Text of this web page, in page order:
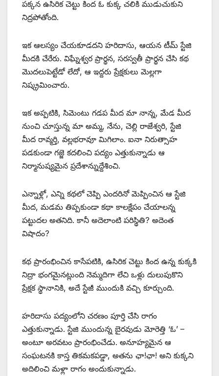
పక్కన ఉసిరిక చెట్టు కింద ఓ కుక్క చలికి ముడుచుకుని
నిద్రపోతోంది.
ఇక ఆలస్యం చేయకూడదని హరిదాసు, ఆయన టీమ్‌ ‌స్టేజి
మీదకి చేరేరు. విఘ్నేశ్వర ప్రార్థన, సరస్వతీ ప్రార్థన చేసి కథ
మొదలుపెట్టేడో లేదో, ఆ ఇద్దరు ప్రేక్షకులు మెల్లగా
నిష్క్రమించారు.
ఇక అప్పటికి, సిమెంటు గడప మీద మా నాన్న, మేడ మీద
నుంచి చూస్తున్న మా అమ్మ, నేను, చెల్లి రాజేశ్వరి, స్టేజి
మీద రావ్మర్తి, వల్లభరావూ మిగిలాం. ఐనా నిరుత్సాహ
పడకుండా గజ్జె కదలించి పద్యం ఎత్తుకున్నాడు ఆ
నిర్మానుష్యమైన ప్రదేశాన్నుద్దేశించి.
ఎన్నాళ్లో, ఎన్ని కథలో చెప్పి ఎందరినో మెప్పించిన ఆ స్టేజి
మీద, మడమ తిప్పకుండా కథా కాలక్షేపం చేయాలన్న
పట్టుదల అతనిది. కానీ అదెలాంటి పరిస్థితి? అదెంత
విషాదం?
కథ ప్రారంభించిన కాసేపటికి, ఉసిరిక చెట్టు కింద ఉన్న కుక్కకి
నిద్రా భంగమైనట్లుంది నెమ్మదిగా లేచి ఒళ్లు దులుపుకొని
ప్రేక్షక స్థానానికి, అదే స్టేజీ ముందుకి వచ్చి కూర్చుంది.
హరిదాసు పద్యంలోని చరణం పూర్తి చేసి రాగం
ఎత్తుకున్నాడు. స్టేజి ముందున్న బైరవుడు మోరెత్తి ‘ఓ’ –
అంటూ అరవటం ప్రారంభించేడు. అనూహ్యమైన ఆ
సంఘటనకి కాస్త తికమకపడ్డా, అతను ఛా!ఛా! అని కుక్కని
అదిలించి మళ్లా రాగం అందుకున్నాడు.